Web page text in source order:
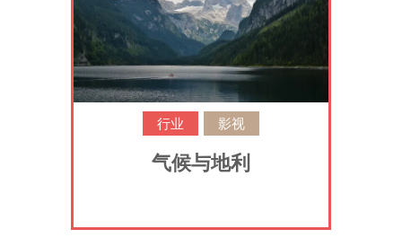
行业 影视
气候与地利